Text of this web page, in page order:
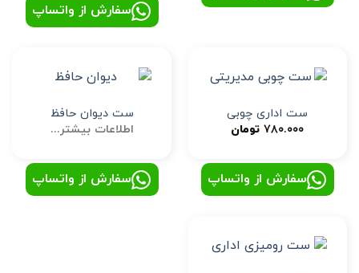
سفارش از واتساپ
ست اداری چوبی
۷۸۰.۰۰۰ تومان
سفارش از واتساپ
ست دیوان حافظ
اطلاعات بیشتر...
سفارش از واتساپ